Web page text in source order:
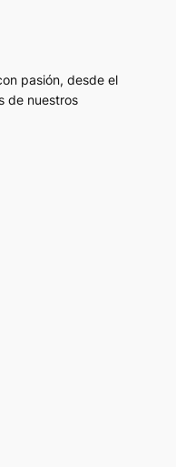
pasión, desde el
de nuestros